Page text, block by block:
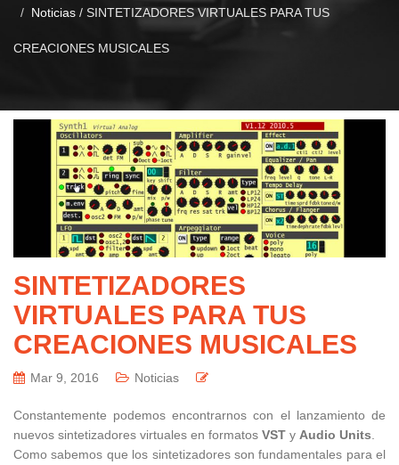
Noticias / SINTETIZADORES VIRTUALES PARA TUS
CREACIONES MUSICALES
SINTETIZADORES
VIRTUALES PARA TUS
CREACIONES MUSICALES
Mar 9, 2016 Noticias
Constantemente podemos encontrarnos con el lanzamiento de
nuevos sintetizadores virtuales en formatos VST y Audio Units
Como sabemos que los sintetizadores son fundamentales para el